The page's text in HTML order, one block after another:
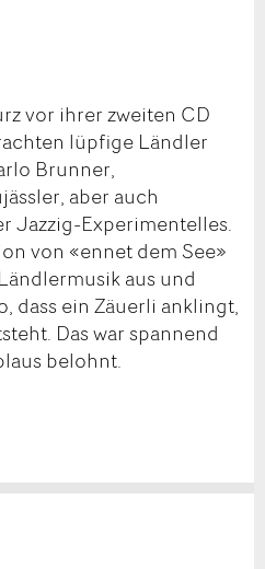
vor ihrer zweiten CD
lüpfige Ländler
Brunner,
aber auch
Jazzig-Experimentelles.
von «ennet dem See»
aus und
dass ein Zäuerli anklingt,
Das war spannend
belohnt.